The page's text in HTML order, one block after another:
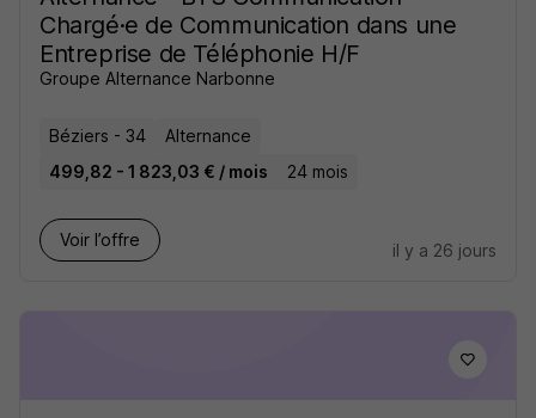
Chargé·e de Communication dans une
Entreprise de Téléphonie H/F
Groupe Alternance Narbonne
Béziers - 34
Alternance
499,82 - 1 823,03 € / mois
24 mois
Voir l’offre
il y a 26 jours